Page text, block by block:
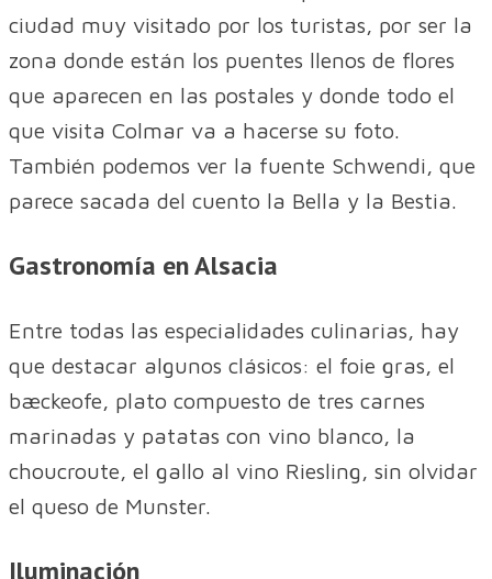
ciudad muy visitado por los turistas, por ser la
zona donde están los puentes llenos de flores
que aparecen en las postales y donde todo el
que visita Colmar va a hacerse su foto.
También podemos ver la fuente Schwendi, que
parece sacada del cuento la Bella y la Bestia.
Gastronomía en Alsacia
Entre todas las especialidades culinarias, hay
que destacar algunos clásicos: el foie gras, el
bæckeofe, plato compuesto de tres carnes
marinadas y patatas con vino blanco, la
choucroute, el gallo al vino Riesling, sin olvidar
el queso de Munster.
Iluminación